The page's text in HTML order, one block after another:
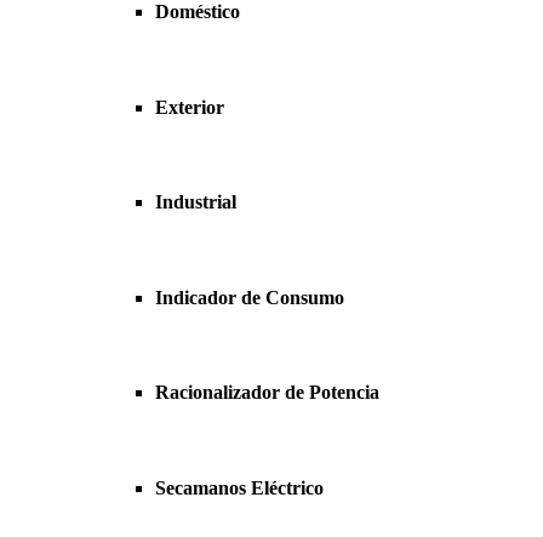
Doméstico
Exterior
Industrial
Indicador de Consumo
Racionalizador de Potencia
Secamanos Eléctrico